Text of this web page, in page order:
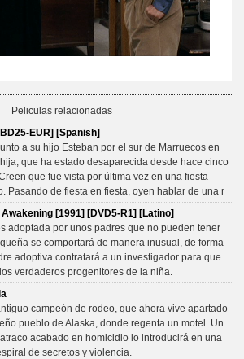
Peliculas relacionadas
EUR] [Spanish]
a su hijo Esteban por el sur de Marruecos en
que ha estado desaparecida desde hace cinco
que fue vista por última vez en una fiesta
Pasando de fiesta en fiesta, oyen hablar de una r
Awakening [1991] [DVD5-R1] [Latino]
adoptada por unos padres que no pueden tener
se comportará de manera inusual, de forma
adoptiva contratará a un investigador para que
verdaderos progenitores de la niña.
campeón de rodeo, que ahora vive apartado
pueblo de Alaska, donde regenta un motel. Un
acabado en homicidio lo introducirá en una
de secretos y violencia.